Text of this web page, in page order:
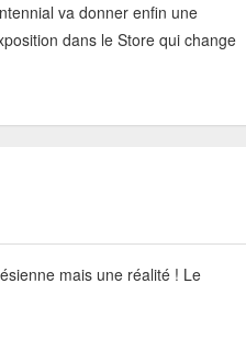
va donner enfin une
dans le Store qui change
mais une réalité ! Le